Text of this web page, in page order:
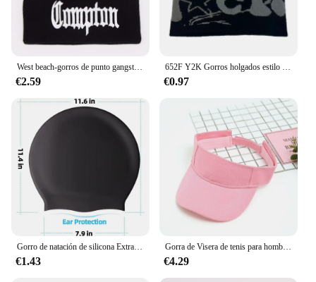
West beach-gorros de punto gangsta nwa compton, gorros cálidos, gorros de moda, gorros de Hip hop, gorros de punto, gorros de invierno, gorros de moda, nuevo
€2.59
652F Y2K Gorros holgados estilo Harajuku para niñas, gorro Jacquard, gorro versátil Hip-Hop, gorro con calavera, turbantes
€0.97
Gorro de natación de silicona Extra grande con pelo largo y trenzas sucias, todo incluido, estilo adulto, suave y cómodo
€1.43
Gorra de Visera de tenis para hombre y mujer, Visera lisa de algodón, Visera superior vacía, sombreros de béisbol para deportes al aire libre Con Visera, envío directo
€4.29